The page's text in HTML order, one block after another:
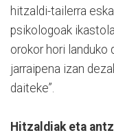
hitzaldi-tailerra
psikologoak
orokor hori landuko
jarraipena izan
daiteke”.
Hitzaldiak eta